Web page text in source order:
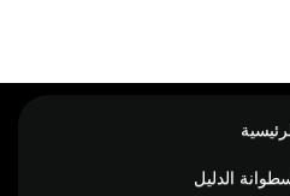
الدليل